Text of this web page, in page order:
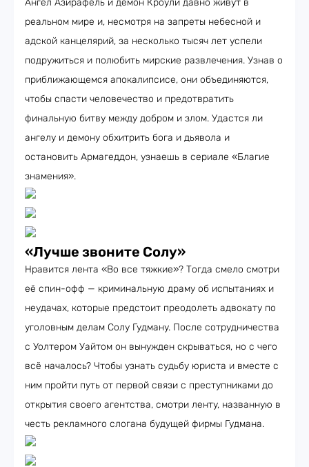
Ангел Азирафель и демон Кроули давно живут в
реальном мире и, несмотря на запреты небесной и
адской канцелярий, за несколько тысяч лет успели
подружиться и полюбить мирские развлечения. Узнав о
приближающемся апокалипсисе, они объединяются,
чтобы спасти человечество и предотвратить
финальную битву между добром и злом. Удастся ли
ангелу и демону обхитрить бога и дьявола и
остановить Армагеддон, узнаешь в сериале «Благие
знамения».
«Лучше звоните Солу»
Нравится лента «Во все тяжкие»? Тогда смело смотри
её спин-офф — криминальную драму об испытаниях и
неудачах, которые предстоит преодолеть адвокату по
уголовным делам Солу Гудману. После сотрудничества
с Уолтером Уайтом он вынужден скрываться, но с чего
всё началось? Чтобы узнать судьбу юриста и вместе с
ним пройти путь от первой связи с преступниками до
открытия своего агентства, смотри ленту, названную в
честь рекламного слогана будущей фирмы Гудмана.